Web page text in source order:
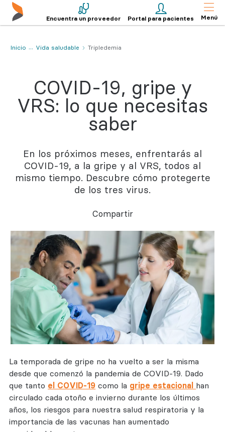
Encuentra un proveedor Portal para pacientes Menú
Inicio Vida saludable Tripledemia
COVID-19, gripe y
VRS: lo que necesitas
saber
En los próximos meses, enfrentarás al
COVID-19, a la gripe y al VRS, todos al
mismo tiempo. Descubre cómo protegerte
de los tres virus.
Compartir
La temporada de gripe no ha vuelto a ser la misma
desde que comenzó la pandemia de COVID-19. Dado
que tanto el COVID-19 como la gripe estacional han
circulado cada otoño e invierno durante los últimos
años, los riesgos para nuestra salud respiratoria y la
importancia de las vacunas han aumentado